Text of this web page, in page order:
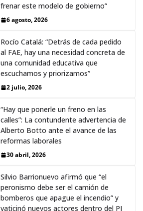
frenar este modelo de gobierno”
6 agosto, 2026
Rocío Catalá: “Detrás de cada pedido
al FAE, hay una necesidad concreta de
una comunidad educativa que
escuchamos y priorizamos”
2 julio, 2026
“Hay que ponerle un freno en las
calles”: La contundente advertencia de
Alberto Botto ante el avance de las
reformas laborales
30 abril, 2026
Silvio Barrionuevo afirmó que “el
peronismo debe ser el camión de
bomberos que apague el incendio” y
vaticinó nuevos actores dentro del PJ